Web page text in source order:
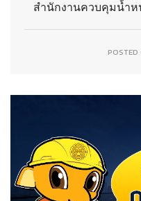
สำนักงานควบคุมน้ำ
POSTED